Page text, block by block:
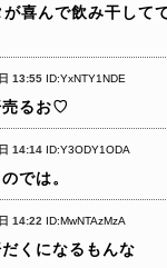
が喜んで飲み干して
13:55 ID:YxNTY1NDE
売るお♡
14:14 ID:Y3ODY1ODA
では。
14:22 ID:MwNTAzMzA
くになるもんな